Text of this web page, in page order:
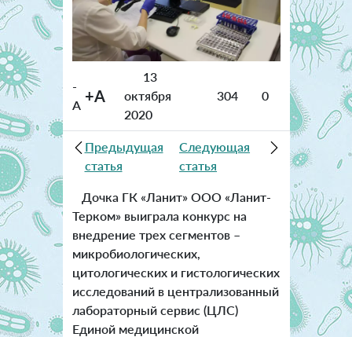
-
A +A
13
октября
2020
304 0
Предыдущая
статья
Следующая
статья
Дочка ГК «Ланит» ООО «Ланит-
Терком» выиграла конкурс на
внедрение трех сегментов –
микробиологических,
цитологических и гистологических
исследований в централизованный
лабораторный сервис (ЦЛС)
Единой медицинской